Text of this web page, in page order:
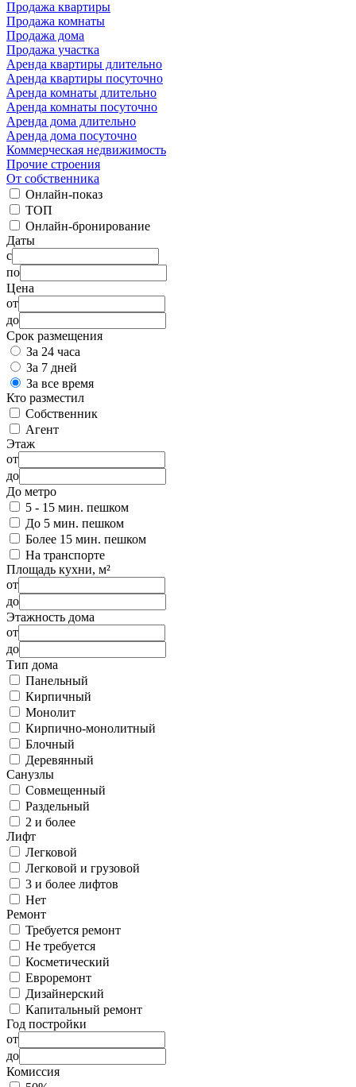
Продажа квартиры
Продажа комнаты
Продажа дома
Продажа участка
Аренда квартиры длительно
Аренда квартиры посуточно
Аренда комнаты длительно
Аренда комнаты посуточно
Аренда дома длительно
Аренда дома посуточно
Коммерческая недвижимость
Прочие строения
От собственника
Онлайн-показ
ТОП
Онлайн-бронирование
Даты
с
по
Цена
от
до
Срок размещения
За 24 часа
За 7 дней
За все время
Кто разместил
Собственник
Агент
Этаж
от
до
До метро
5 - 15 мин. пешком
До 5 мин. пешком
Более 15 мин. пешком
На транспорте
Площадь кухни, м²
от
до
Этажность дома
от
до
Тип дома
Панельный
Кирпичный
Монолит
Кирпично-монолитный
Блочный
Деревянный
Санузлы
Совмещенный
Раздельный
2 и более
Лифт
Легковой
Легковой и грузовой
3 и более лифтов
Нет
Ремонт
Требуется ремонт
Не требуется
Косметический
Евроремонт
Дизайнерский
Капитальный ремонт
Год постройки
от
до
Комиссия